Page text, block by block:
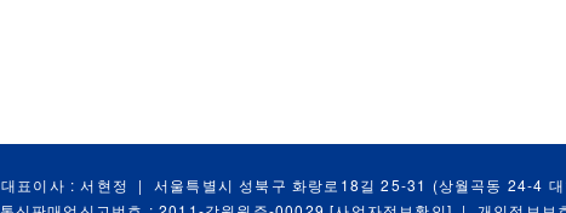
대표이사 : 서현정 |
서울특별시 성북구 화랑로18길 25-31 (상월곡동 24-4